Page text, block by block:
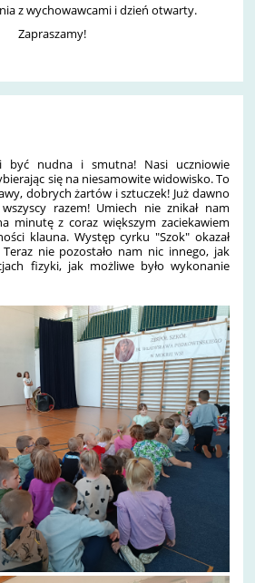
z wychowawcami i dzień otwarty.
Zapraszamy!
być nudna i smutna! Nasi uczniowie
się na niesamowite widowisko. To
dobrych żartów i sztuczek! Już dawno
razem! Umiech nie znikał nam
minutę z coraz większym zaciekawiem
klauna. Występ cyrku "Szok" okazał
nie pozostało nam nic innego, jak
fizyki, jak możliwe było wykonanie